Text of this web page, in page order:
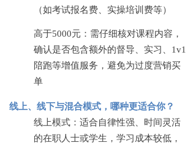
（如考试报名费、实操培训费等）
高于5000元：需仔细核对课程内容，
确认是否包含额外的督导、实习、1v1
陪跑等增值服务，避免为过度营销买
单
线上、线下与混合模式，哪种更适合你？
线上模式：适合自律性强、时间灵活
的在职人士或学生，学习成本较低，